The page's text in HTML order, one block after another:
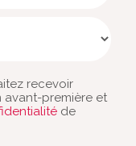
recevoir
avant-première et
de